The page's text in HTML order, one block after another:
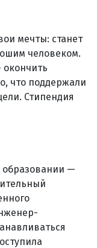
мечты: станет
человеком.
окончить
что поддержали
Стипендия
образовании —